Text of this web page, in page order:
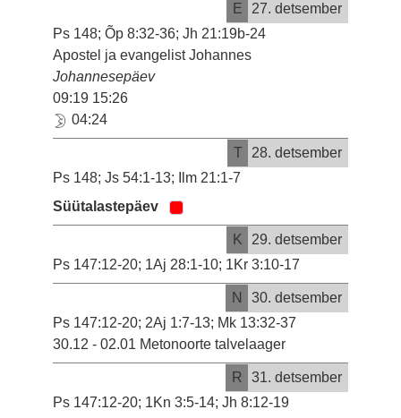
E
27. detsember
Ps 148; Õp 8:32-36; Jh 21:19b-24
Apostel ja evangelist Johannes
Johannesepäev
09:19 15:26
04:24
T
28. detsember
Ps 148; Js 54:1-13; Ilm 21:1-7
Süütalastepäev
K
29. detsember
Ps 147:12-20; 1Aj 28:1-10; 1Kr 3:10-17
N
30. detsember
Ps 147:12-20; 2Aj 1:7-13; Mk 13:32-37
30.12 - 02.01 Metonoorte talvelaager
R
31. detsember
Ps 147:12-20; 1Kn 3:5-14; Jh 8:12-19